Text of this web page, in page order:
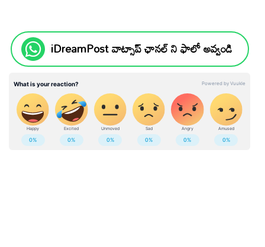
iDreamPost వాట్సాప్ ఛానల్ ని ఫాలో అవ్వండి